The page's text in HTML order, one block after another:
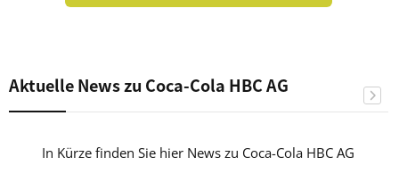
Aktuelle News zu Coca-Cola HBC AG
In Kürze finden Sie hier News zu Coca-Cola HBC AG